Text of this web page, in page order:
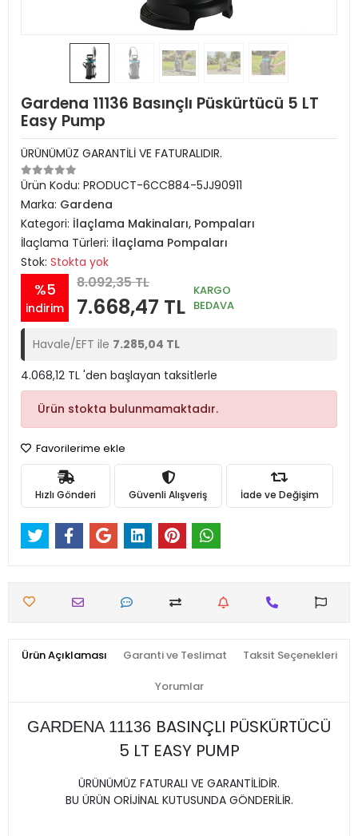
Gardena 11136 Basınçlı Püskürtücü 5 LT
Easy Pump
ÜRÜNÜMÜZ GARANTİLİ VE FATURALIDIR.
Ürün Kodu: PRODUCT-6CC884-5JJ90911
Marka: Gardena
Kategori: İlaçlama Makinaları, Pompaları
İlaçlama Türleri: İlaçlama Pompaları
Stok: Stokta yok
%5
indirim
8.092,35 TL
7.668,47 TL
KARGO
BEDAVA
Havale/EFT ile 7.285,04 TL
4.068,12 TL 'den başlayan taksitlerle
Ürün stokta bulunmamaktadır.
Favorilerime ekle
Hızlı Gönderi Güvenli Alışveriş İade ve Değişim
Ürün Açıklaması Garanti ve Teslimat Taksit Seçenekleri
Yorumlar
GARDENA 11136 BASINÇLI PÜSKÜRTÜCÜ
5 LT EASY PUMP
ÜRÜNÜMÜZ FATURALI VE GARANTİLİDİR.
BU ÜRÜN ORİJİNAL KUTUSUNDA GÖNDERİLİR.